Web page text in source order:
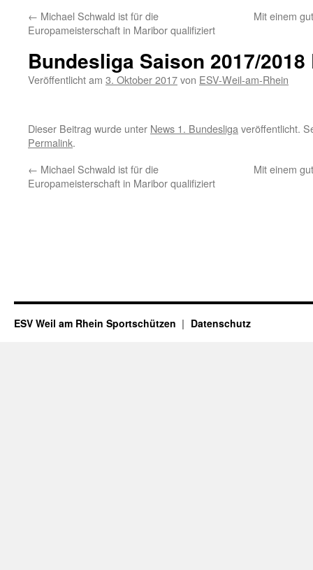
← Michael Schwald ist für die
Europameisterschaft in Maribor qualifiziert
Mit einem
Bundesliga Saison 2017/
Veröffentlicht am 3. Oktober 2017von ESV-Weil-am-Rhein
Dieser Beitrag wurde unter News 1. Bundesliga veröffentlicht.
Permalink.
← Michael Schwald ist für die
Europameisterschaft in Maribor qualifiziert
Mit einem
ESV Weil am Rhein Sportschützen Datenschutz